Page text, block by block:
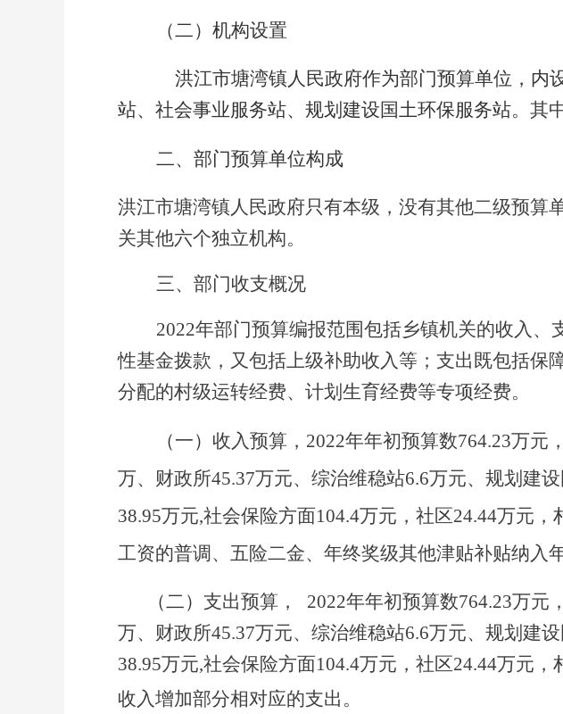
（二） 机构设置
洪江市塘湾镇人民政府作为部门预算单位，内
站、社会事业服务站、 规划建设国土环保服务站。 其
二、部门预算单位构成
洪江市塘湾镇人民政府只有本级，没有其他二级预算
关其他六个独立机构。
三、部门收支概况
2022年部门预算编报范围包括乡镇机关的收入
性基金拨款，又包括上级补助收入等；支出既包括保
分配的村级运转经费、计划生育经费等专项经费。
（一） 收入预算， 2022年年初预算数764.23万元
万、财政所45.37万元、综治维稳站6.6万元、规划建
38.95万元,社会保险方面104.4万元，社区24.44万元
工资的普调、五险二金、年终奖级其他津贴补贴纳入
（二） 支出预算，
2022年年初预算数764.23万元
万、财政所45.37万元、综治维稳站6.6万元、规划建
38.95万元,社会保险方面104.4万元，社区24.44万元
收入增加部分相对应的支出。